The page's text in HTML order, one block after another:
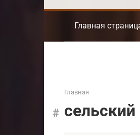
Главная
Главная
сельский